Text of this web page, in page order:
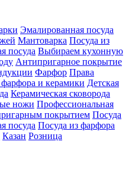
Эмалированная посуда
Мантоварка Посуда из
посуда Выбираем кухонную
Антипригарное покрытие
Фарфор Права
и керамики Детская
Керамическая сковорода
ножи Профессиональная
покрытием Посуда
посуда Посуда из фарфора
Казан Розница